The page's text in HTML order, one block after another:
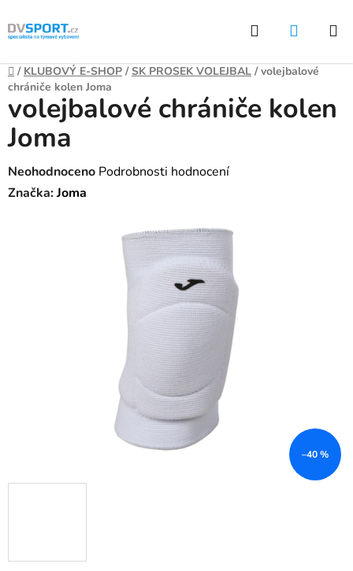
Přejít
na
Hledat
Domů
/ KLUBOVÝ E-SHOP / SK PROSEK VOLEJBAL / volejbalové
chrániče kolen Joma
volejbalové chrániče kolen
Joma
Průměrné
hodnocení
Neohodnoceno Podrobnosti hodnocení
Značka:Joma
–40 %